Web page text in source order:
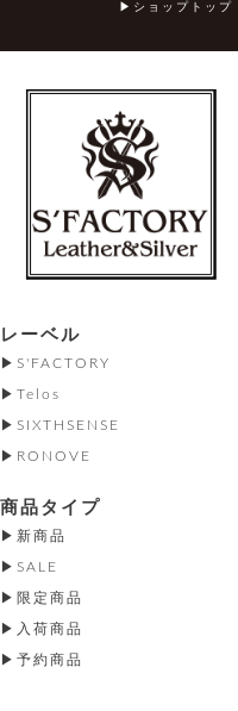
ショップトップ
レーベル
S'FACTORY
Telos
SIXTHSENSE
RONOVE
商品タイプ
新商品
SALE
限定商品
入荷商品
予約商品